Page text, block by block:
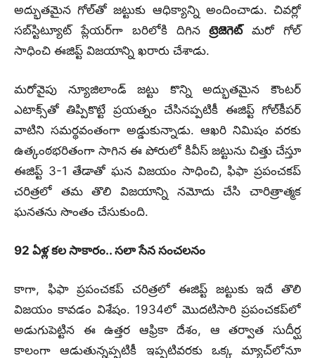
అద్భుతమైన గోల్‌తో జట్టుకు ఆధిక్యాన్ని అందించాడు. చివర్లో
సబ్‌స్టిట్యూట్ ప్లేయర్‌గా బరిలోకి దిగినట్రెజెగెట్మరో గోల్
సాధించి ఈజిప్ట్ విజయాన్ని ఖరారు చేశాడు.
మరోవైపు న్యూజిలాండ్ జట్టు కొన్ని అద్భుతమైన కౌంటర్
ఎటాక్స్‌తో తిప్పికొట్టే ప్రయత్నం చేసినప్పటికీ ఈజిప్ట్ గోల్‌కీపర్
వాటిని సమర్థవంతంగా అడ్డుకున్నాడు. ఆఖరి నిమిషం వరకు
ఉత్కంఠభరితంగా సాగిన ఈ పోరులో కివీస్ జట్టును చిత్తు చేస్తూ
ఈజిప్ట్ 3-1 తేడాతో ఘన విజయం సాధించి, ఫిఫా ప్రపంచకప్
చరిత్రలో తమ తొలి విజయాన్ని నమోదు చేసి చారిత్రాత్మక
ఘనతను సొంతం చేసుకుంది.
92 ఏళ్ల కల సాకారం.. సలా సేన సంచలనం
కాగా, ఫిఫా ప్రపంచకప్ చరిత్రలో ఈజిప్ట్ జట్టుకు ఇదే తొలి
విజయం కావడం విశేషం. 1934లో మొదటిసారి ప్రపంచకప్‌లో
అడుగుపెట్టిన ఈ ఉత్తర ఆఫ్రికా దేశం, ఆ తర్వాత సుదీర్ఘ
కాలంగా ఆడుతున్నప్పటికీ ఇప్పటివరకు ఒక్క మ్యాచ్‌లోనూ